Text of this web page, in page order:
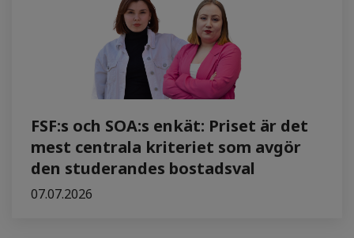
FSF:s och SOA:s enkät: Priset är det
mest centrala kriteriet som avgör
den studerandes bostadsval
07.07.2026